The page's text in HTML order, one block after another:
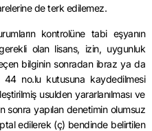
de terk edilemez.
kontrolüne tabi eşyanın
olan lisans, izin, uygunluk
bilginin sonradan ibraz ya da
44 no.lu kutusuna kaydedilmesi
usulden yararlanılması ve
sonra yapılan denetimin olumsuz
edilerek (ç) bendinde belirtilen